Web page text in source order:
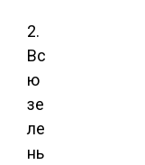
2.
Вс
ю
зе
ле
нь